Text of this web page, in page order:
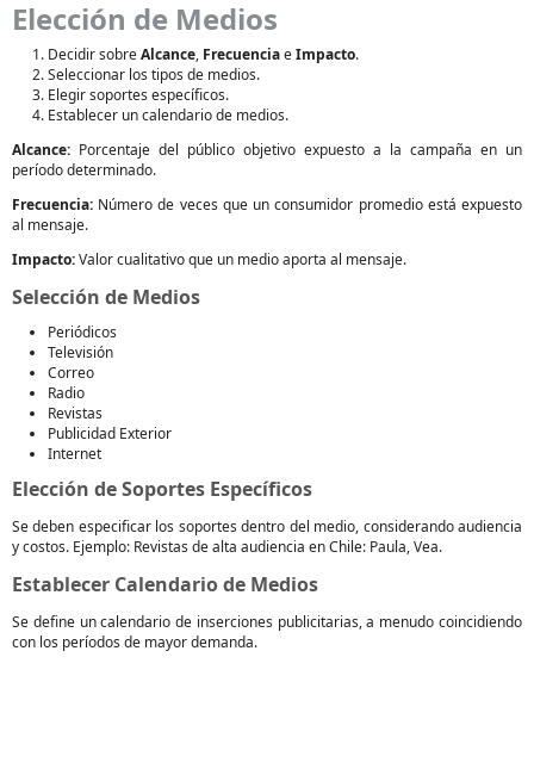
Elección de Medios
Decidir sobreAlcance, FrecuenciaeImpacto.
Seleccionar los tipos de medios.
Elegir soportes específicos.
Establecer un calendario de medios.
Alcance: Porcentaje del público objetivo expuesto a la campaña en un
período determinado.
Frecuencia: Número de veces que un consumidor promedio está expuesto
al mensaje.
Impacto:Valor cualitativo que un medio aporta al mensaje.
Selección de Medios
Periódicos
Televisión
Correo
Radio
Revistas
Publicidad Exterior
Internet
Elección de Soportes Específicos
Se deben especificar los soportes dentro del medio, considerando audiencia
y costos. Ejemplo: Revistas de alta audiencia en Chile: Paula, Vea.
Establecer Calendario de Medios
Se define un calendario de inserciones publicitarias, a menudo coincidiendo
con los períodos de mayor demanda.